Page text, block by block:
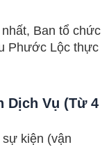
Ban tổ chức
Phước Lộc thực
Dịch Vụ (Từ 4
kiện (vận